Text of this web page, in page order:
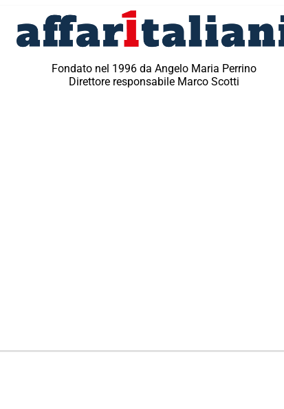
Fondato nel 1996 da Angelo Maria Perrino
Direttore responsabile Marco Scotti